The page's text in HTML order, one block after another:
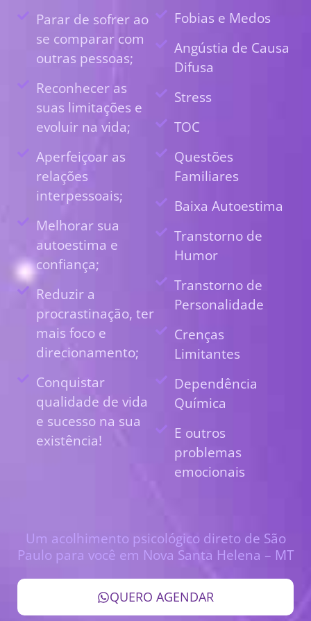
Parar de sofrer ao
se comparar com
outras pessoas;
Reconhecer as
suas limitações e
evoluir na vida;
Aperfeiçoar as
relações
interpessoais;
Melhorar sua
autoestima e
confiança;
Reduzir a
procrastinação, ter
mais foco e
direcionamento;
Conquistar
qualidade de vida
e sucesso na sua
existência!
Fobias e Medos
Angústia de Causa
Difusa
Stress
TOC
Questões
Familiares
Baixa Autoestima
Transtorno de
Humor
Transtorno de
Personalidade
Crenças
Limitantes
Dependência
Química
E outros
problemas
emocionais
Um acolhimento psicológico direto de São
Paulo para você em Nova Santa Helena – MT
QUERO AGENDAR